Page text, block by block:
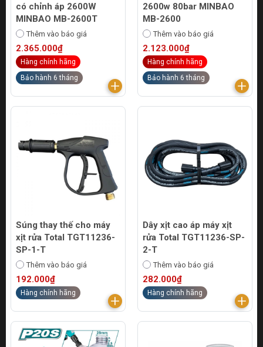
có chỉnh áp 2600W
MINBAO MB-2600T
Thêm vào báo giá
2.365.000₫
Hàng chính hãng
Bảo hành 6 tháng
2600w 80bar MINBAO
MB-2600
Thêm vào báo giá
2.123.000₫
Hàng chính hãng
Bảo hành 6 tháng
Súng thay thế cho máy
xịt rửa Total TGT11236-
SP-1-T
Thêm vào báo giá
192.000₫
Hàng chính hãng
Dây xịt cao áp máy xịt
rửa Total TGT11236-SP-
2-T
Thêm vào báo giá
282.000₫
Hàng chính hãng